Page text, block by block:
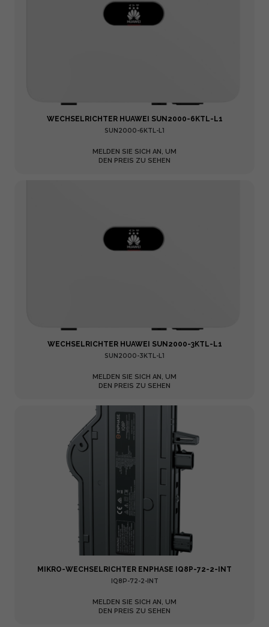
WECHSELRICHTER HUAWEI SUN2000-6KTL-L1
SUN2000-6KTL-L1
MELDEN SIE SICH AN, UM
DEN PREIS ZU SEHEN
WECHSELRICHTER HUAWEI SUN2000-3KTL-L1
SUN2000-3KTL-L1
MELDEN SIE SICH AN, UM
DEN PREIS ZU SEHEN
MIKRO-WECHSELRICHTER ENPHASE IQ8P-72-2-INT
IQ8P-72-2-INT
MELDEN SIE SICH AN, UM
DEN PREIS ZU SEHEN